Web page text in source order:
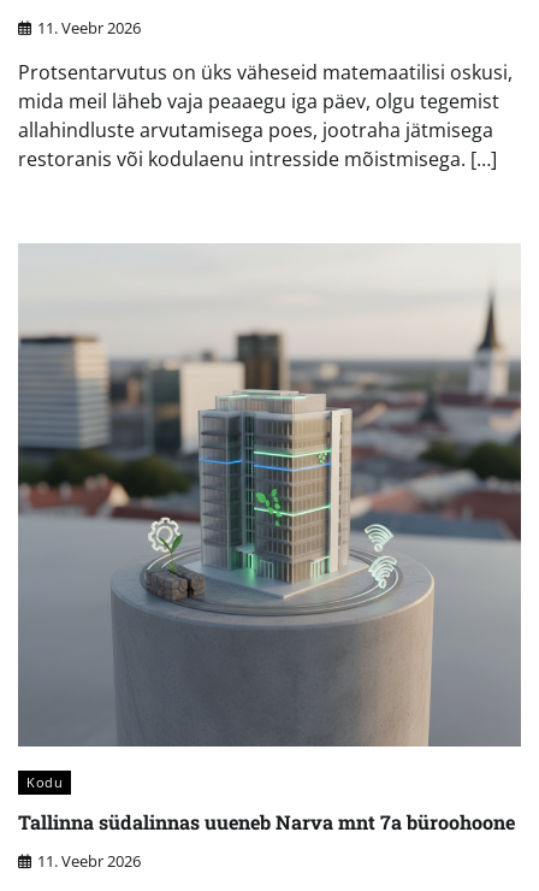
11. Veebr 2026
Protsentarvutus on üks väheseid matemaatilisi oskusi,
mida meil läheb vaja peaaegu iga päev, olgu tegemist
allahindluste arvutamisega poes, jootraha jätmisega
restoranis või kodulaenu intresside mõistmisega. […]
Kodu
Tallinna südalinnas uueneb Narva mnt 7a büroohoone
11. Veebr 2026